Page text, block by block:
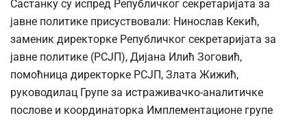
Састанку су испред Републичког секретаријата за
јавне политике присуствовали: Нинослав Кекић,
заменик директорке Републичког секретаријата за
јавне политике (РСЈП), Дијана Илић Зоговић,
помоћница директорке РСЈП, Злата Жижић,
руководилац Групе за истраживачко-аналитичке
послове и координаторка Имплементационе групе